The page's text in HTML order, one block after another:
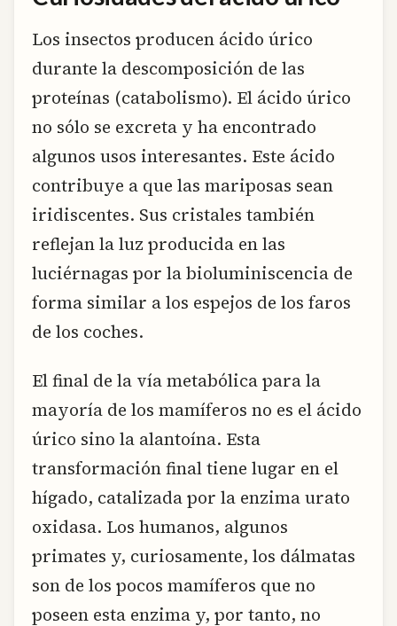
Los insectos producen ácido úrico
durante la descomposición de las
proteínas (catabolismo). El ácido úrico
no sólo se excreta y ha encontrado
algunos usos interesantes. Este ácido
contribuye a que las mariposas sean
iridiscentes. Sus cristales también
reflejan la luz producida en las
luciérnagas por la bioluminiscencia de
forma similar a los espejos de los faros
de los coches.
El final de la vía metabólica para la
mayoría de los mamíferos no es el ácido
úrico sino la alantoína. Esta
transformación final tiene lugar en el
hígado, catalizada por la enzima urato
oxidasa. Los humanos, algunos
primates y, curiosamente, los dálmatas
son de los pocos mamíferos que no
poseen esta enzima y, por tanto, no